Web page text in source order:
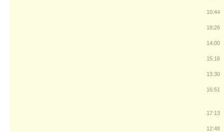
10:44
18:26
14:00
15:16
13:30
16:51
17:13
12:48